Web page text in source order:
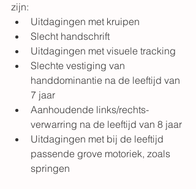
zijn:
Uitdagingen met kruipen
Slecht handschrift
Uitdagingen met visuele tracking
Slechte vestiging van
handdominantie na de leeftijd van
7 jaar
Aanhoudende links/rechts-
verwarring na de leeftijd van 8 jaar
Uitdagingen met bij de leeftijd
passende grove motoriek, zoals
springen